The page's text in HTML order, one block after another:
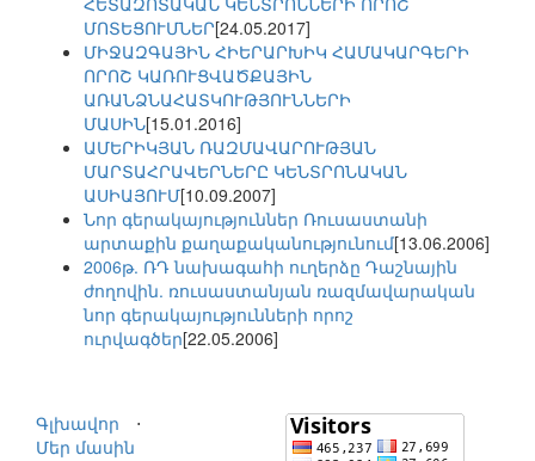
ՄՈՏԵՑՈՒՄՆԵՐ[24.05.2017]
ՄԻՋԱԶԳԱՅԻՆ ՀԻԵՐԱՐԽԻԿ ՀԱՄԱԿԱՐԳԵՐԻ
ՈՐՈՇ ԿԱՌՈՒՑՎԱԾՔԱՅԻՆ
ԱՌԱՆՁՆԱՀԱՏԿՈՒԹՅՈՒՆՆԵՐԻ
ՄԱՍԻՆ[15.01.2016]
ԱՄԵՐԻԿՅԱՆ ՌԱԶՄԱՎԱՐՈՒԹՅԱՆ
ՄԱՐՏԱՀՐԱՎԵՐՆԵՐԸ ԿԵՆՏՐՈՆԱԿԱՆ
ԱՍԻԱՅՈՒՄ[10.09.2007]
Նոր գերակայություններ Ռուսաստանի
արտաքին քաղաքականությունում[13.06.2006]
2006թ. ՌԴ նախագահի ուղերձը Դաշնային
ժողովին. ռուսաստանյան ռազմավարական
նոր գերակայությունների որոշ
ուրվագծեր[22.05.2006]
Գլխավոր
⋅
Մեր մասին